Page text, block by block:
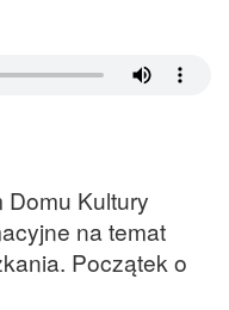
Domu Kultury
na temat
Początek o